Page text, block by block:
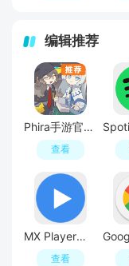
编辑推荐
Phira手游官方安卓版
查看
MX Player安卓版本
查看